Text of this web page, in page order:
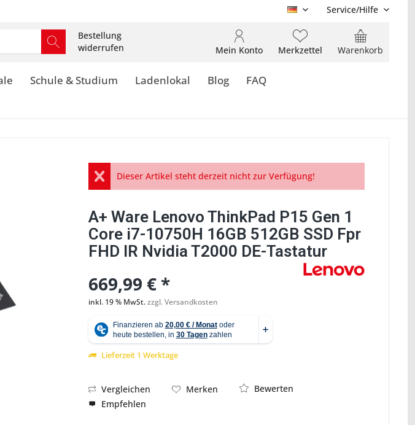
DE Service/Hilfe
Bestellung
widerrufen
Warenkorb
Merkzettel
Mein Konto
Schule & Studium Ladenlokal Blog FAQ
Abbildung ähnlich
Dieser Artikel steht derzeit nicht zur Verfügung!
A+ Ware Lenovo ThinkPad P15 Gen 1
Core i7-10750H 16GB 512GB SSD Fpr
FHD IR Nvidia T2000 DE-Tastatur
669,99 € *
inkl. 19 % MwSt.zzgl. Versandkosten
Lieferzeit 1 Werktage
Vergleichen Merken
Bewerten
Empfehlen